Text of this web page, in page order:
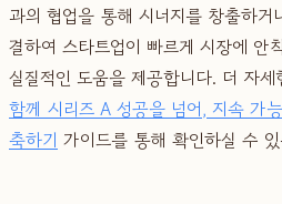
과의 협업을 통해 시너지를 창출하거
결하여 스타트업이 빠르게 시장에 안
실질적인 도움을 제공합니다. 더 자
함께 시리즈 A 성공을 넘어, 지속 가
축하기 가이드를 통해 확인하실 수